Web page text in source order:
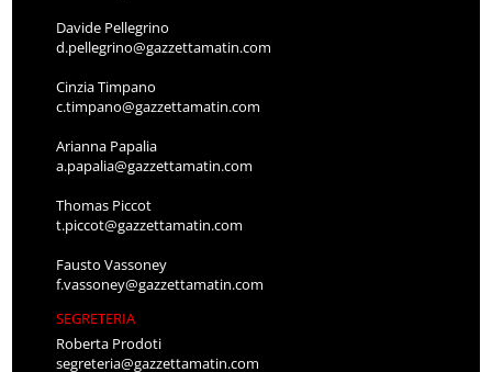
Davide Pellegrino
d.pellegrino@gazzettamatin.com
Cinzia Timpano
c.timpano@gazzettamatin.com
Arianna Papalia
a.papalia@gazzettamatin.com
Thomas Piccot
t.piccot@gazzettamatin.com
Fausto Vassoney
f.vassoney@gazzettamatin.com
SEGRETERIA
Roberta Prodoti
segreteria@gazzettamatin.com